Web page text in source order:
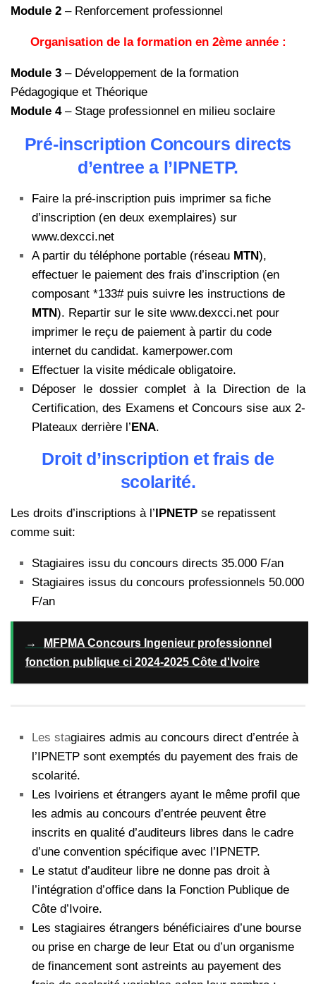
Module 2 – Renforcement professionnel
Organisation de la formation en 2ème année :
Module 3 – Développement de la formation
Pédagogique et Théorique
Module 4– Stage professionnel en milieu soclaire
Pré-inscription Concours directs
d’entree a l’IPNETP.
Faire la pré-inscription puis imprimer sa fiche
d’inscription (en deux exemplaires) sur
www.dexcci.net
A partir du téléphone portable (réseau MTN),
effectuer le paiement des frais d’inscription (en
composant *133# puis suivre les instructions de
MTN). Repartir sur le site www.dexcci.net pour
imprimer le reçu de paiement à partir du code
internet du candidat. kamerpower.com
Effectuer la visite médicale obligatoire.
Déposer le dossier complet à la Direction de la
Certification, des Examens et Concours sise aux 2-
Plateaux derrière l’ENA.
Droit d’inscription et frais de
scolarité.
Les droits d’inscriptions à l’IPNETP se repatissent
comme suit:
Stagiaires issu du concours directs 35.000 F/an
Stagiaires issus du concours professionnels 50.000
F/an
→
MFPMA Concours Ingenieur professionnel
fonction publique ci 2024-2025 Côte d'Ivoire
Les stagiaires admis au concours direct d’entrée à
l’IPNETP sont exemptés du payement des frais de
scolarité.
Les Ivoiriens et étrangers ayant le même profil que
les admis au concours d’entrée peuvent être
inscrits en qualité d’auditeurs libres dans le cadre
d’une convention spécifique avec l’IPNETP.
Le statut d’auditeur libre ne donne pas droit à
l’intégration d’office dans la Fonction Publique de
Côte d’Ivoire.
Les stagiaires étrangers bénéficiaires d’une bourse
ou prise en charge de leur Etat ou d’un organisme
de financement sont astreints au payement des